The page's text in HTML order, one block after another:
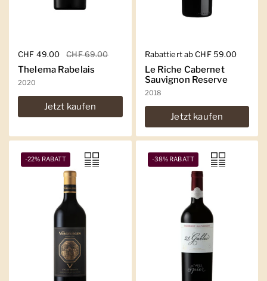
Regulärer Preis
CHF 49.00 Sale-Preis
CHF 69.00
Thelema Rabelais
2020
Jetzt kaufen
Regulärer Preis
Rabattiert ab CHF 59.00
Le Riche Cabernet
Sauvignon Reserve
2018
Jetzt kaufen
-22% RABATT -38% RABATT